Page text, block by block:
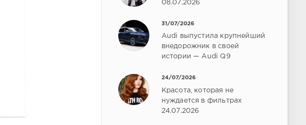
08.07.2026
31/07/2026
Audi выпустила крупнейший
внедорожник в своей
истории — Audi Q9
24/07/2026
Красота, которая не
нуждается в фильтрах
24.07.2026